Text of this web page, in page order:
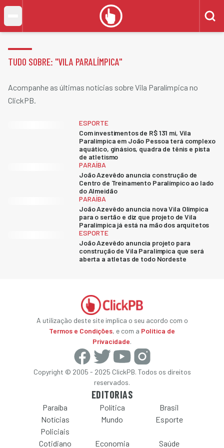
TUDO SOBRE: "VILA PARALÍMPICA"
Acompanhe as últimas notícias sobre Vila Paralímpica no
ClickPB.
ESPORTE
Com investimentos de R$ 131 mi, Vila
Paralímpica em João Pessoa terá complexo
aquático, ginásios, quadra de tênis e pista
de atletismo
PARAÍBA
João Azevêdo anuncia construção de
Centro de Treinamento Paralímpico ao lado
do Almeidão
PARAÍBA
João Azevêdo anuncia nova Vila Olímpica
para o sertão e diz que projeto de Vila
Paralímpica já está na mão dos arquitetos
ESPORTE
João Azevêdo anuncia projeto para
construção de Vila Paralímpica que será
aberta a atletas de todo Nordeste
A utilização deste site implica o seu acordo com o
Termos e Condições, e com a Política de
Privacidade.
Copyright © 2005 - 2025 ClickPB. Todos os direitos
reservados.
EDITORIAS
Paraíba Política
Brasil
Notícias
Policiais
Mundo Esporte
Cotidiano Economia Saúde